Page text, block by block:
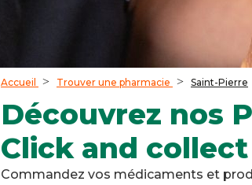
Accueil Trouver une pharmacie Saint-Pierre
Découvrez nos
Click and collect
Commandez vos médicaments et